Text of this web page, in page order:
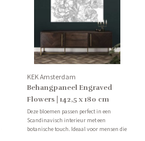
KEK Amsterdam
Behangpaneel Engraved
Flowers | 142,5 x 180 cm
Deze bloemen passen perfect in een
Scandinavisch interieur met een
botanische touch. Ideaal voor mensen die